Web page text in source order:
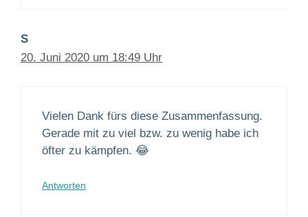
S
20. Juni 2020 um 18:49 Uhr
Vielen Dank fürs diese Zusammenfassung.
Gerade mit zu viel bzw. zu wenig habe ich
öfter zu kämpfen. 😂
Antworten